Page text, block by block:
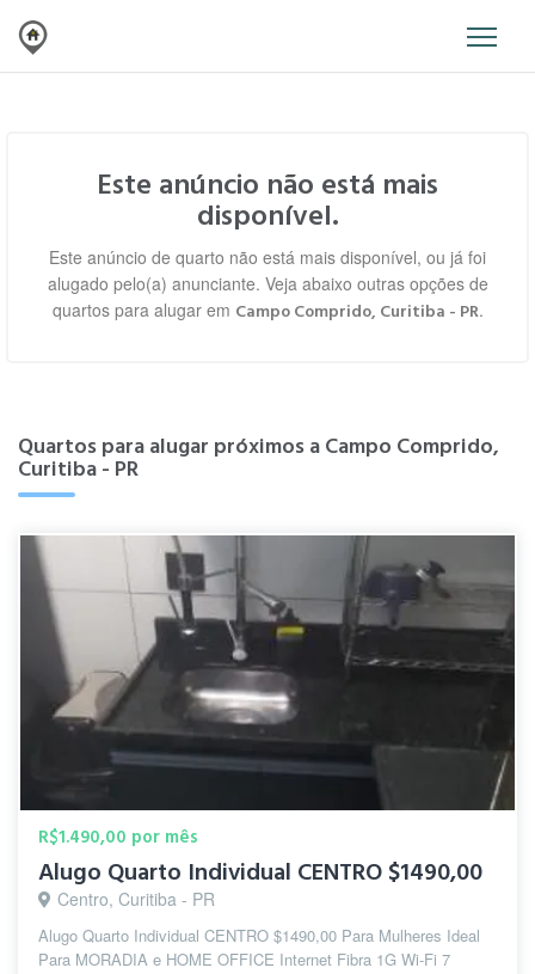
Este anúncio não está mais
disponível.
Este anúncio de quarto não está mais disponível, ou já foi
alugado pelo(a) anunciante. Veja abaixo outras opções de
quartos para alugar em Campo Comprido, Curitiba - PR.
Quartos para alugar próximos a Campo Comprido,
Curitiba - PR
R$1.490,00 por mês
Alugo Quarto Individual CENTRO $1490,00
Centro, Curitiba - PR
Alugo Quarto Individual CENTRO $1490,00 Para Mulheres Ideal
Para MORADIA e HOME OFFICE Internet Fibra 1G Wi-Fi 7